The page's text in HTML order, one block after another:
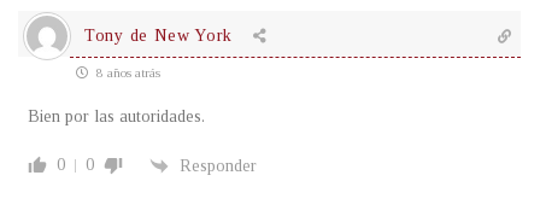
Tony de New York
8 años atrás
Bien por las autoridades.
0 0 Responder